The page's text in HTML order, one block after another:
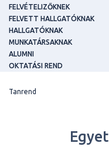
FELVÉTELIZŐKNEK
FELVETT HALLGATÓKNAK
HALLGATÓKNAK
MUNKATÁRSAKNAK
ALUMNI
OKTATÁSI REND
Tanrend